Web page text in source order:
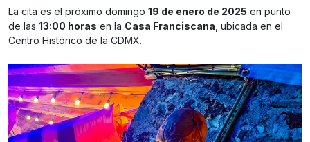
La cita es el próximo domingo 19 de enero de 2025 en punto
de las 13:00 horas en la Casa Franciscana, ubicada en el
Centro Histórico de la CDMX.